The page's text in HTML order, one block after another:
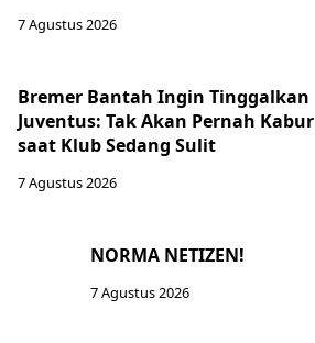
7 Agustus 2026
Bremer Bantah Ingin Tinggalkan
Juventus: Tak Akan Pernah Kabur
saat Klub Sedang Sulit
7 Agustus 2026
NORMA NETIZEN!
7 Agustus 2026